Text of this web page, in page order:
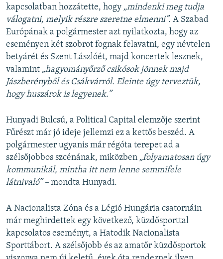
kapcsolatban hozzátette, hogy „mindenki meg tudja
válogatni, melyik részre szeretne elmenni”. A Szabad
Európának a polgármester azt nyilatkozta, hogy az
eseményen két szobrot fognak felavatni, egy névtelen
betyárét és Szent Lászlóét, majd koncertek lesznek,
valamint „hagyományőrző csikósok jönnek majd
Jászberényből és Csákvárról. Eleinte úgy terveztük,
hogy huszárok is legyenek.”
Hunyadi Bulcsú, a Political Capital elemzője szerint
Fűrészt már jó ideje jellemzi ez a kettős beszéd. A
polgármester ugyanis már régóta terepet ad a
szélsőjobbos szcénának, miközben „folyamatosan úgy
kommunikál, mintha itt nem lenne semmifele
látnivaló” – mondta Hunyadi.
A Nacionalista Zóna és a Légió Hungária csatornáin
már meghirdettek egy következő, küzdősporttal
kapcsolatos eseményt, a Hatodik Nacionalista
Sporttábort. A szélsőjobb és az amatőr küzdősportok